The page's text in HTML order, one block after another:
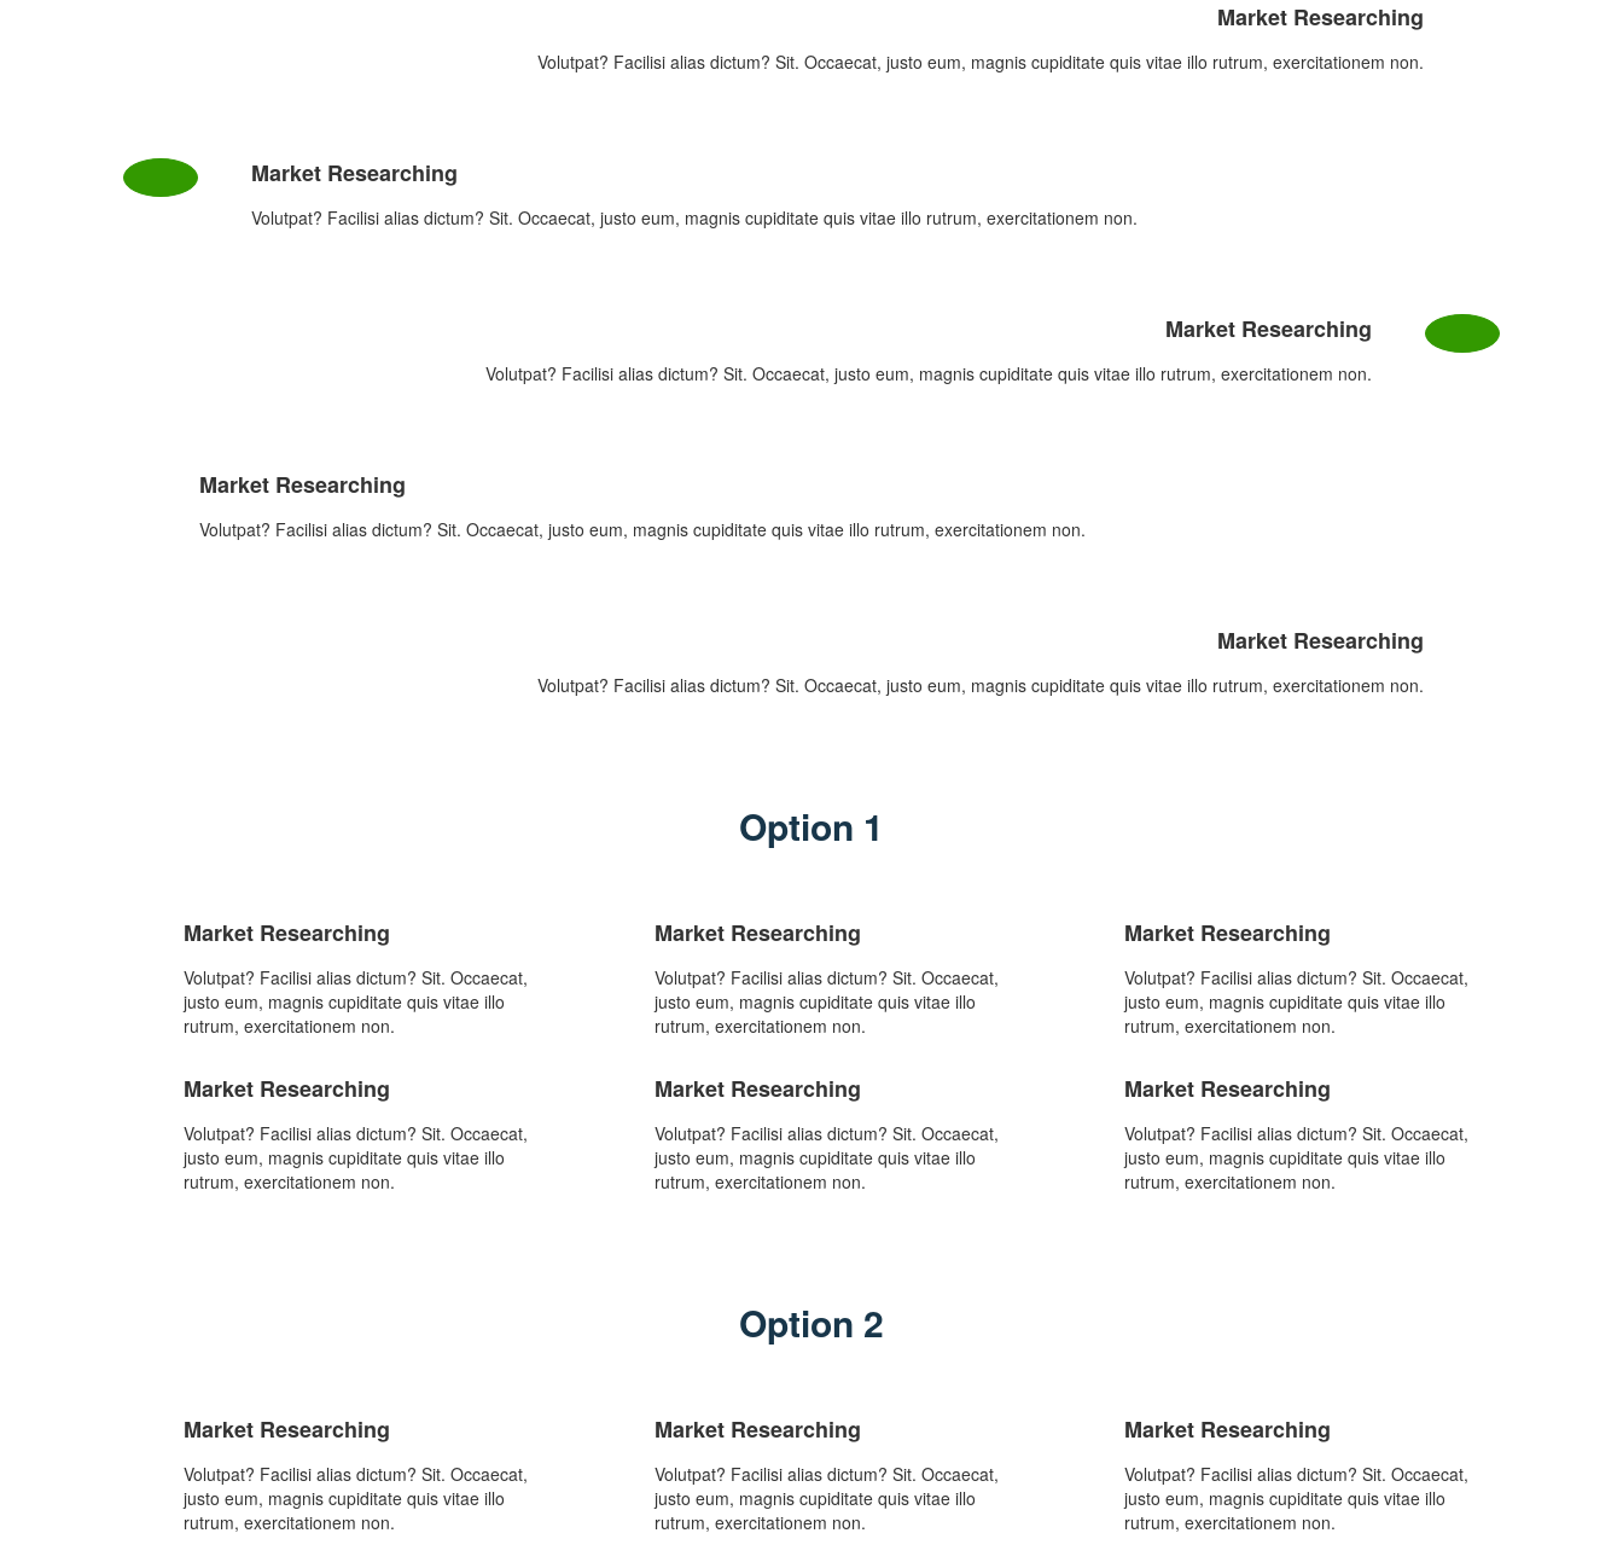
Market Researching
Volutpat? Facilisi alias dictum? Sit. Occaecat, justo eum, magnis cupiditate quis vitae illo rutrum, exercitationem non.
Market Researching
Volutpat? Facilisi alias dictum? Sit. Occaecat, justo eum, magnis cupiditate quis vitae illo rutrum, exercitationem non.
Market Researching
Volutpat? Facilisi alias dictum? Sit. Occaecat, justo eum, magnis cupiditate quis vitae illo rutrum, exercitationem non.
Market Researching
Volutpat? Facilisi alias dictum? Sit. Occaecat, justo eum, magnis cupiditate quis vitae illo rutrum, exercitationem non.
Market Researching
Volutpat? Facilisi alias dictum? Sit. Occaecat, justo eum, magnis cupiditate quis vitae illo rutrum, exercitationem non.
Option 1
Market Researching
Volutpat? Facilisi alias dictum? Sit. Occaecat,
justo eum, magnis cupiditate quis vitae illo
rutrum, exercitationem non.
Market Researching
Volutpat? Facilisi alias dictum? Sit. Occaecat,
justo eum, magnis cupiditate quis vitae illo
rutrum, exercitationem non.
Market Researching
Volutpat? Facilisi alias dictum? Sit. Occaecat,
justo eum, magnis cupiditate quis vitae illo
rutrum, exercitationem non.
Market Researching
Volutpat? Facilisi alias dictum? Sit. Occaecat,
justo eum, magnis cupiditate quis vitae illo
rutrum, exercitationem non.
Market Researching
Volutpat? Facilisi alias dictum? Sit. Occaecat,
justo eum, magnis cupiditate quis vitae illo
rutrum, exercitationem non.
Market Researching
Volutpat? Facilisi alias dictum? Sit. Occaecat,
justo eum, magnis cupiditate quis vitae illo
rutrum, exercitationem non.
Option 2
Market Researching
Volutpat? Facilisi alias dictum? Sit. Occaecat,
justo eum, magnis cupiditate quis vitae illo
rutrum, exercitationem non.
Market Researching
Volutpat? Facilisi alias dictum? Sit. Occaecat,
justo eum, magnis cupiditate quis vitae illo
rutrum, exercitationem non.
Market Researching
Volutpat? Facilisi alias dictum? Sit. Occaecat,
justo eum, magnis cupiditate quis vitae illo
rutrum, exercitationem non.